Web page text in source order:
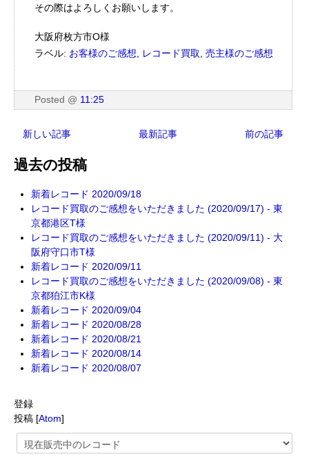
その際はよろしくお願いします。
大阪府枚方市O様
ラベル: お客様のご感想 レコード買取 売主様のご感想
Posted @ 11:25
新しい記事 最新記事 前の記事
過去の投稿
新着レコード 2020/09/18
レコード買取のご感想をいただきました (2020/09/17) - 東
京都港区T様
レコード買取のご感想をいただきました (2020/09/11) - 大
阪府守口市T様
新着レコード 2020/09/11
レコード買取のご感想をいただきました (2020/09/08) - 東
京都狛江市K様
新着レコード 2020/09/04
新着レコード 2020/08/28
新着レコード 2020/08/21
新着レコード 2020/08/14
新着レコード 2020/08/07
登録
投稿 [Atom]